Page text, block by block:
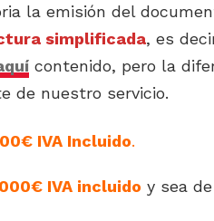
la emisión del
simplificada, es
contenido, pero la
de nuestro servicio.
IVA Incluido.
IVA incluido y sea